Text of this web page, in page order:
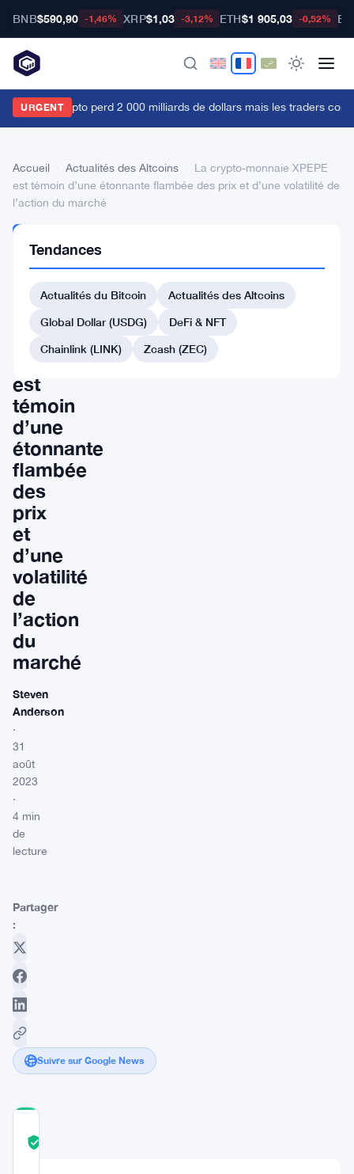
BNB$590,90 -1,46% XRP$1,03 -3,12% ETH$1 905,03 -0,52%
URGENT
marché crypto perd 2 000 milliards de dollars mais les traders
Accueil Actualités des Altcoins
La crypto-monnaie XPEPE
est témoin d’une étonnante flambée des prix et d’une volatilité de
l’action du marché
DES
ALTCOINS
crypto-
monnaie
est
témoin
d’une
étonnante
flambée
des
prix
et
d’une
volatilité
de
l’action
du
marché
Steven
Anderson
·
31
août
2023
·
4 min
de
lecture
Partager
:
Suivre sur Google News
Tendances
Actualités du Bitcoin
Actualités des Altcoins
Global Dollar (USDG)
DeFi & NFT
Chainlink (LINK)
Zcash (ZEC)